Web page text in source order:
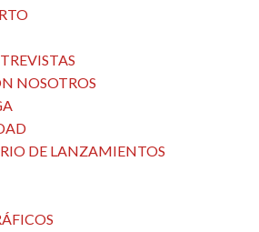
NOSOTROS
DE LANZAMIENTOS